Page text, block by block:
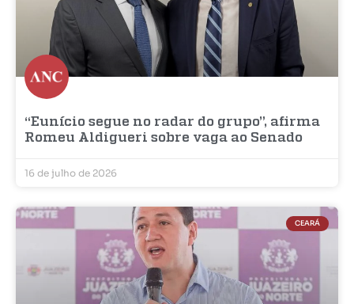
“Eunício segue no radar do grupo”, afirma
Romeu Aldigueri sobre vaga ao Senado
16 de julho de 2026
CEARÁ